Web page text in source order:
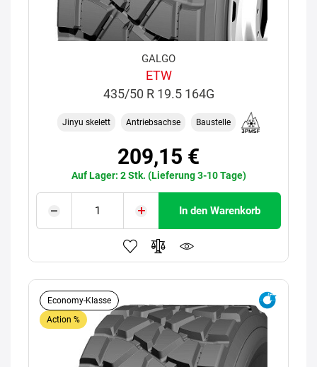
GALGO
ETW
435/50 R 19.5 164G
Jinyu skelett Antriebsachse Baustelle
209,15 €
Auf Lager: 2 Stk. (Lieferung 3-10 Tage)
In den Warenkorb
Economy-Klasse
Action %